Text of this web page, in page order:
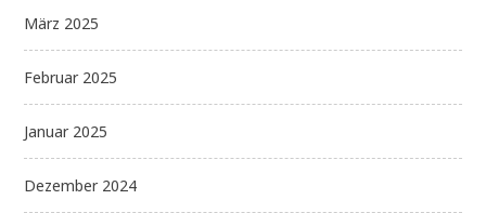
März 2025
Februar 2025
Januar 2025
Dezember 2024